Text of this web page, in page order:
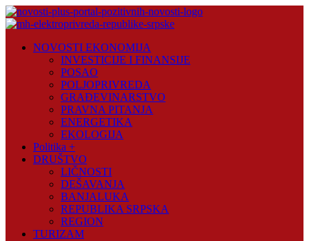
Skip
to
Plus
NOVOSTI EKONOMIJA
INVESTICIJE I FINANSIJE
POSAO
POLJOPRIVREDA
GRAĐEVINARSTVO
PRAVNA PITANJA
ENERGETIKA
EKOLOGIJA
Politika +
DRUŠTVO
LIČNOSTI
DEŠAVANJA
BANJALUKA
REPUBLIKA SRPSKA
REGION
TURIZAM